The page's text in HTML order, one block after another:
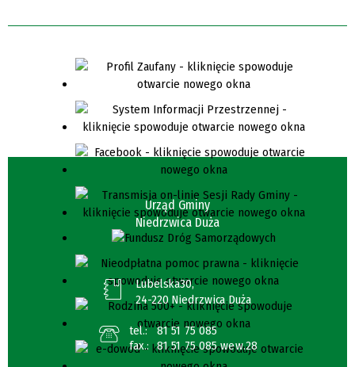
Urząd Gminy
Niedrzwica Duża
Lubelska30,
24-220 Niedrzwica Duża
tel.:
81 51 75 085
fax.:
81 51 75 085 wew.28